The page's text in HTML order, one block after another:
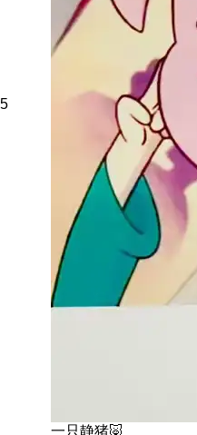
5
一只静猪🐷